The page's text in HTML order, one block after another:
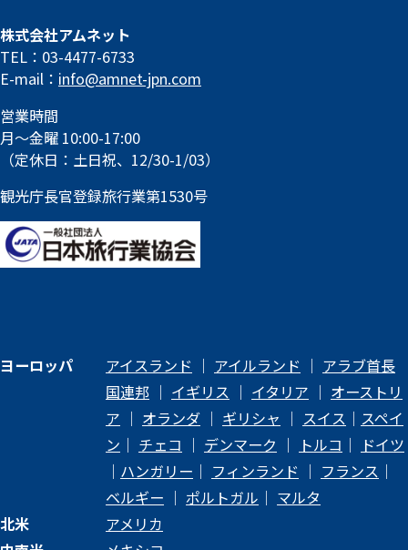
株式会社アムネット
TEL：03-4477-6733
E-mail： info@amnet-jpn.com
営業時間
月～金曜 10:00-17:00
（定休日：土日祝、12/30-1/03）
観光庁長官登録旅行業第1530号
ヨーロッパ アイスランド ｜ アイルランド ｜ アラブ首長
国連邦 ｜ イギリス ｜ イタリア ｜ オーストリ
ア ｜ オランダ ｜ ギリシャ ｜ スイス ｜ スペイ
ン ｜ チェコ ｜ デンマーク ｜ トルコ ｜
ドイツ
｜ ハンガリー ｜ フィンランド ｜ フランス ｜
ベルギー ｜ ポルトガル ｜ マルタ
北米
アメリカ